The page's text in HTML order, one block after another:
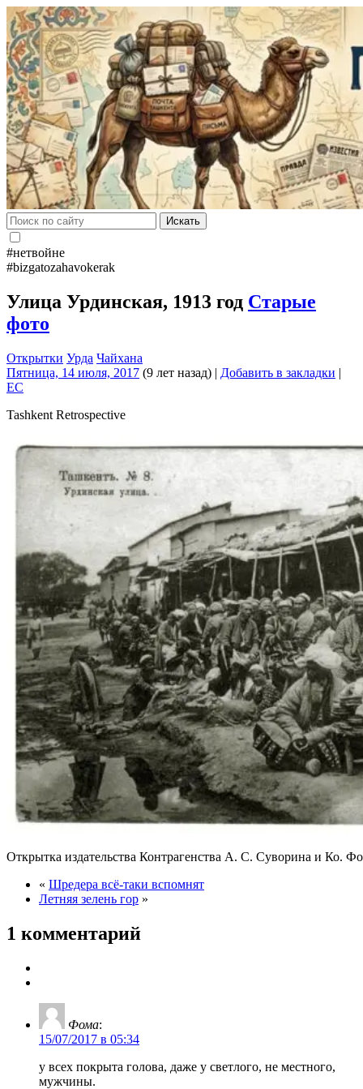
Искать
#нетвойне
#bizgatozahavokerak
Улица Урдинская, 1913 год Старые
фото
Открытки Урда Чайхана
Пятница, 14 июля, 2017 (9 лет назад) | Добавить в закладки |
EC
Tashkent Retrospective
Открытка издательства Контрагенства А. С. Суворина и Ко.
« Шредера всё-таки вспомнят
Летняя зелень гор »
1 комментарий
Фома:
15/07/2017 в 05:34
у всех покрыта голова, даже у светлого, не местного,
мужчины.